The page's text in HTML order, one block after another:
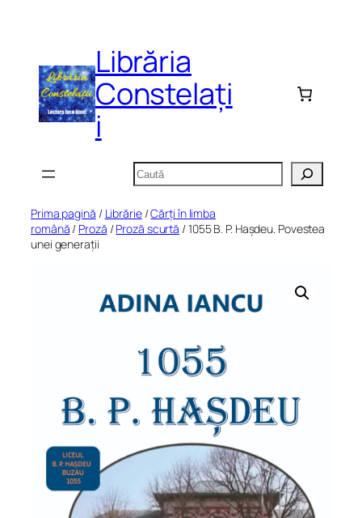
Librăria
Constelați
i
Caută
Prima pagină / Librărie/Cărți în limba
română / Proză /Proză scurtă / 1055 B. P. Hașdeu. Povestea
unei generații